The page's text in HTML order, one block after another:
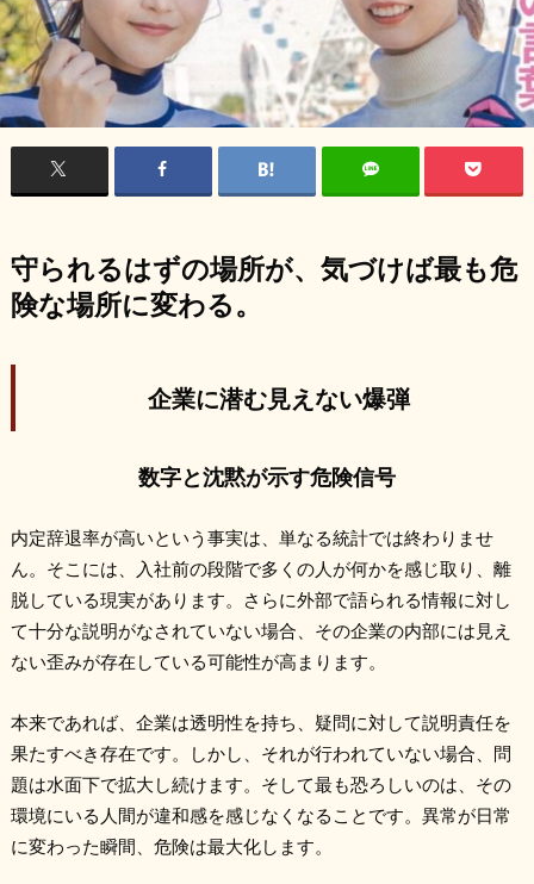
守られるはずの場所が、気づけば最も危
険な場所に変わる。
企業に潜む見えない爆弾
数字と沈黙が示す危険信号
内定辞退率が高いという事実は、単なる統計では終わりませ
ん。そこには、入社前の段階で多くの人が何かを感じ取り、離
脱している現実があります。さらに外部で語られる情報に対し
て十分な説明がなされていない場合、その企業の内部には見え
ない歪みが存在している可能性が高まります。
本来であれば、企業は透明性を持ち、疑問に対して説明責任を
果たすべき存在です。しかし、それが行われていない場合、問
題は水面下で拡大し続けます。そして最も恐ろしいのは、その
環境にいる人間が違和感を感じなくなることです。異常が日常
に変わった瞬間、危険は最大化します。